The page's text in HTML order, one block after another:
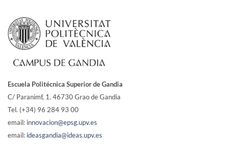
Escuela Politécnica Superior de Gandia
C/ Paranimf, 1. 46730 Grao de Gandia
Tel. (+34) 96 284 93 00
email: innovacion@epsg.upv.es
email: ideasgandia@ideas.upv.es